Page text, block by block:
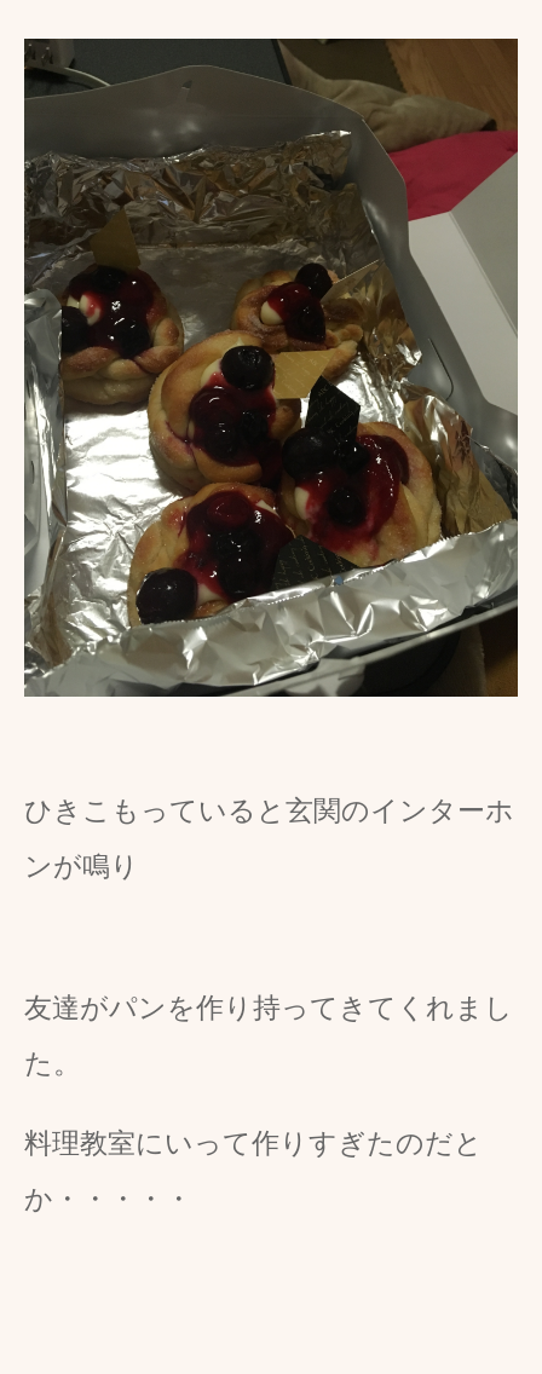
ひきこもっていると玄関のインターホ
ンが鳴り
友達がパンを作り持ってきてくれまし
た。
料理教室にいって作りすぎたのだと
か・・・・・